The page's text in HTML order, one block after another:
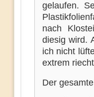
gelaufen.
nach
diesig wird.
ich nicht
extrem
Der